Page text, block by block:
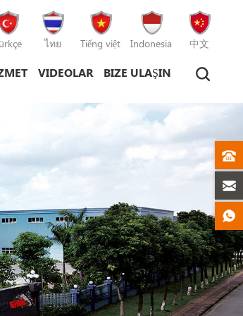
ไทย Tiếng việt Indonesia 中文
VIDEOLAR BIZE ULAŞIN